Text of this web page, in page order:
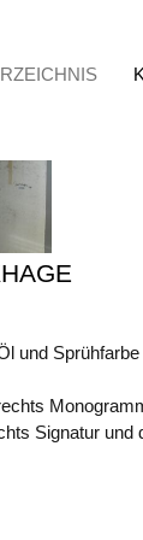
und
Signatur und